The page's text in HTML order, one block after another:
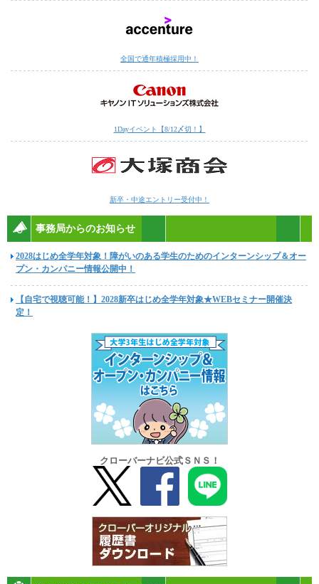
全国で通年積極採用中！
1Dayイベント【8/12〆切！】
新卒・中途エントリー受付中！
事務局からのお知らせ
2028はじめ全学年対象！障がいのある学生のためのインターンシップ＆オー
プン・カンパニー情報公開中！
【自宅で視聴可能！】2028新卒はじめ全学年対象★WEBセミナー開催決
定！
クローバーナビ公式ＳＮＳ！